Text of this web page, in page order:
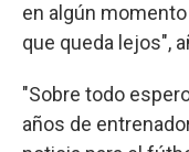
en algún
que queda lejos",
"Sobre todo
años de